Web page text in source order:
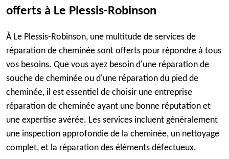
offerts à Le Plessis-Robinson
À Le Plessis-Robinson, une multitude de services de
réparation de cheminée sont offerts pour répondre à tous
vos besoins. Que vous ayez besoin d'une réparation de
souche de cheminée ou d'une réparation du pied de
cheminée, il est essentiel de choisir une entreprise
réparation de cheminée ayant une bonne réputation et
une expertise avérée. Les services incluent généralement
une inspection approfondie de la cheminée, un nettoyage
complet, et la réparation des éléments défectueux.